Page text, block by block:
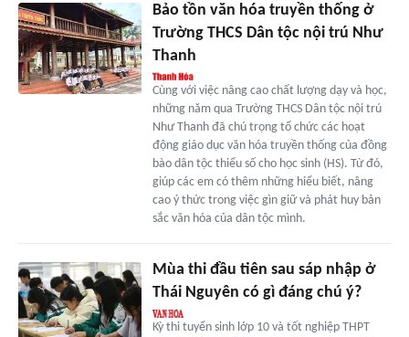
Bảo tồn văn hóa truyền thống ở
Trường THCS Dân tộc nội trú Như
Thanh
Cùng với việc nâng cao chất lượng dạy và học,
những năm qua Trường THCS Dân tộc nội trú
Như Thanh đã chú trọng tổ chức các hoạt
động giáo dục văn hóa truyền thống của đồng
bào dân tộc thiểu số cho học sinh (HS). Từ đó,
giúp các em có thêm những hiểu biết, nâng
cao ý thức trong việc gìn giữ và phát huy bản
sắc văn hóa của dân tộc mình.
Mùa thi đầu tiên sau sáp nhập ở
Thái Nguyên có gì đáng chú ý?
Kỳ thi tuyển sinh lớp 10 và tốt nghiệp THPT